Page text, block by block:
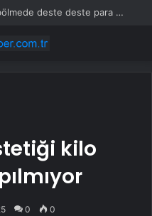
Evine tadilat yapan çift, gizli bölmede deste deste para buldu
kilo
0 0